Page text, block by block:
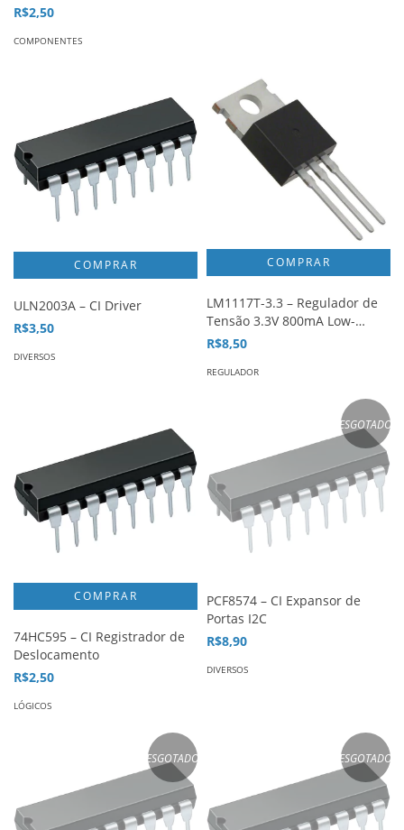
R$2,50
COMPONENTES
ULN2003A – CI Driver
R$3,50
DIVERSOS
LM1117T-3.3 – Regulador de
Tensão 3.3V 800mA Low-
Dropout
R$8,50
REGULADOR
74HC595 – CI Registrador de
Deslocamento
R$2,50
LÓGICOS
ESGOTADO
PCF8574 – CI Expansor de
Portas I2C
R$8,90
DIVERSOS
ESGOTADO ESGOTADO